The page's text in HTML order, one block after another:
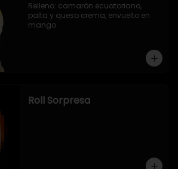
Relleno: camarón ecuatoriano,
palta y queso crema, envuelto en
mango.
Roll Sorpresa